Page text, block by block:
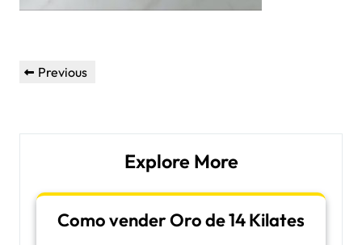
Post
navigation
Previous
Previous
Explore More
Como vender Oro de 14 Kilates